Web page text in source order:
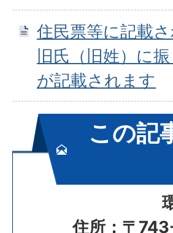
住民票等に記載
旧氏（旧姓）に
が記載されます
この記
住所：〒